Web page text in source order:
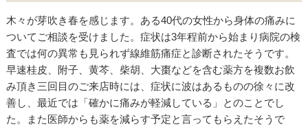
木々が芽吹き春を感じます。ある40代の女性から身体の痛みに
ついてご相談を受けました。症状は3年程前から始まり病院の検
査では何の異常も見られず線維筋痛症と診断されたそうです。
早速桂皮、附子、黄芩、柴胡、大棗などを含む薬方を複数お飲
み頂き三回目のご来店時には、症状に波はあるものの徐々に改
善し、最近では「確かに痛みが軽減している」とのことでし
た。また医師からも薬を減らす予定と言ってもらえたそうで